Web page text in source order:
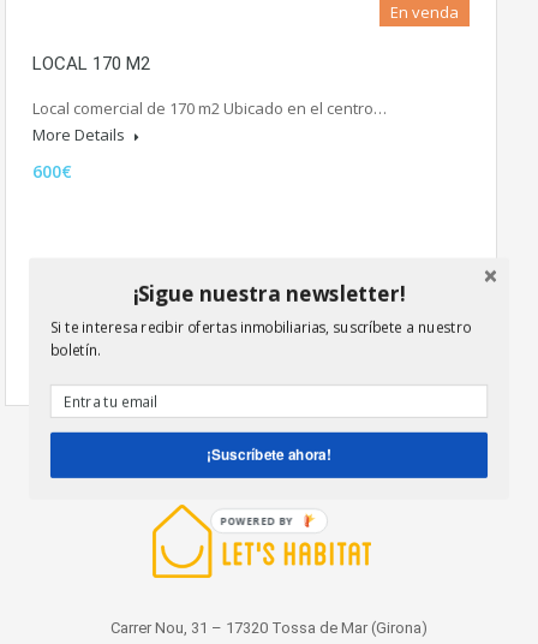
En venda
LOCAL 170 M2
Local comercial de 170 m2 Ubicado en el centro…
More Details
600€
Carrer Nou, 31 – 17320 Tossa de Mar (Girona)
¡Sigue nuestra newsletter!
Si te interesa recibir ofertas inmobiliarias, suscríbete a nuestro
boletín.
¡Suscríbete ahora!
POWERED BY